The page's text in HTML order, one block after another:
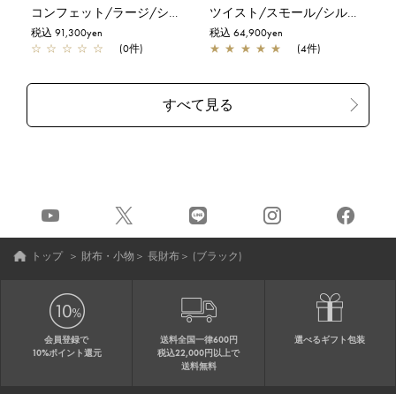
コンフェット/ラージ/シルバーゴールド
税込 91,300yen
☆ ☆ ☆ ☆ ☆ (0件)
ツイスト/スモール/シルバー
税込 64,900yen
★ ★ ★ ★ ★ (4件)
トップ ＞ 財布・小物 ＞ 長財布＞ (ブラック)
会員登録で
10%ポイント還元
送料全国一律600円
税込22,000円以上で
送料無料
選べるギフト包装